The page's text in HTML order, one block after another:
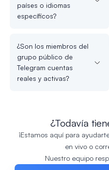
países o idiomas
específicos?
¿Son los miembros del
grupo público de
Telegram cuentas
reales y activas?
¿Todavía
¡Estamos aquí para
en vivo o
Nuestro equipo